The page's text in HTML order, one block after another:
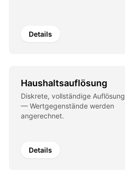
Details
Haushaltsauflösung
Diskrete, vollständige Auflösung
— Wertgegenstände werden
angerechnet.
Details